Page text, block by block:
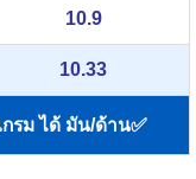
10.9
10.33
รม ได้ มัน/ด้าน✅